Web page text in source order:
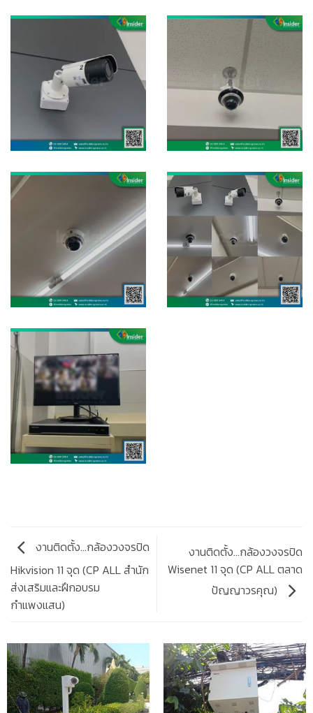
งานติดตั้ง…กล้องวงจรปิด
Hikvision 11 จุด (CP ALL สำนัก
ส่งเสริมและฝึกอบรม
กำแพงแสน)
งานติดตั้ง…กล้องวงจรปิด
Wisenet 11 จุด (CP ALL ตลาด
ปัญญาวรคุณ)